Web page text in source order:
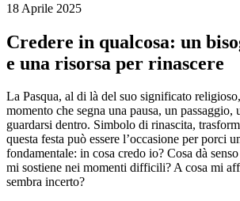
18 Aprile 2025
Credere in qualcosa: un
e una risorsa per rinascere
La Pasqua, al di là del suo significato
momento che segna una pausa, un passaggio,
guardarsi dentro. Simbolo di rinascita,
questa festa può essere l’occasione per porci
fondamentale: in cosa credo io? Cosa dà
mi sostiene nei momenti difficili? A cosa mi
sembra incerto?